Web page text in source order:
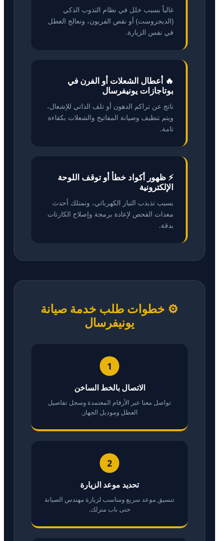
غالباً بسبب خلل في نظام التذوب الذكي
(الديجروست) أو نقص الفريون، ونعالج العطل
في نفس الزيارة.
🔥 أعطال الشعلات أو الفرن في
بوتاجازات يونيفرسال
ناتج عن تراكم الدهون أو تلف الذاتي للإشعال،
ويتم تنظيف وصيانة المفاتيح والشعلات بكفاءة
تامة.
⚡ ظهور أكواد خطأ أو توقف اللوحة
الإلكترونية
بسبب تذبذب التيار الكهربائي، ونمتلك أحدث
معدات الفحص لإعادة برمجة وإصلاح الكارتات
بدقة.
⚙️ خطوات طلب خدمة صيانة
يونيفرسال
1
الاتصال بالخط الساخن
تواصل معنا عبر الأرقام المعتمدة وسجل تفاصيل
العطل وموديل الجهاز.
2
تحديد موعد الزيارة
تنسيق موعد سريع ومناسب لزيارة مهندس الصيانة
حتى باب منزلك.